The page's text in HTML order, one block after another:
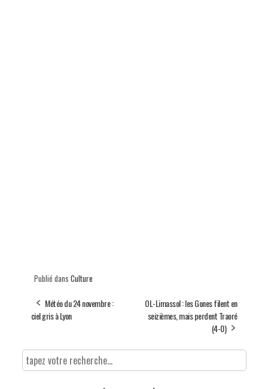
Publié dans Culture
Météo du 24 novembre :
ciel gris à Lyon
OL-Limassol : les Gones filent en
seizièmes, mais perdent Traoré
(4-0)